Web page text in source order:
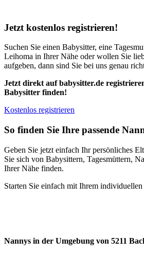
Jetzt kostenlos registrieren!
Suchen Sie einen Babysitter, eine
Leihoma in Ihrer Nähe oder wollen Sie
aufgeben, dann sind Sie bei uns genau
Jetzt direkt auf babysitter.de
Babysitter finden!
Kostenlos registrieren
So finden Sie Ihre passende
Geben Sie jetzt einfach Ihr persönliches
Sie sich von Babysittern, Tagesmüttern,
Ihrer Nähe finden.
Starten Sie einfach mit Ihrem
Nannys in der Umgebung von 5211